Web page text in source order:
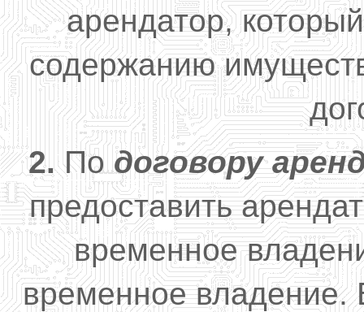
арендатор,
содержанию
2.Подоговору
предоставить
временное
временное владение.